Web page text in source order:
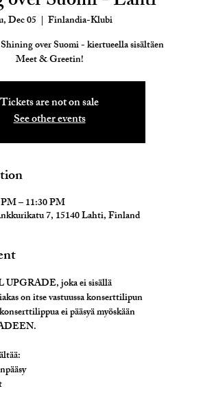
Dec 05
  |
Finlandia-Klubi
over Suomi - kiertueella sisältäen
Meet & Greetin!
Tickets are not on sale
See other events
– 11:30 PM
7, 15140 Lahti, Finland
UPGRADE, joka ei sisällä
on itse vastuussa konserttilipun
ei pääsyä myöskään
: